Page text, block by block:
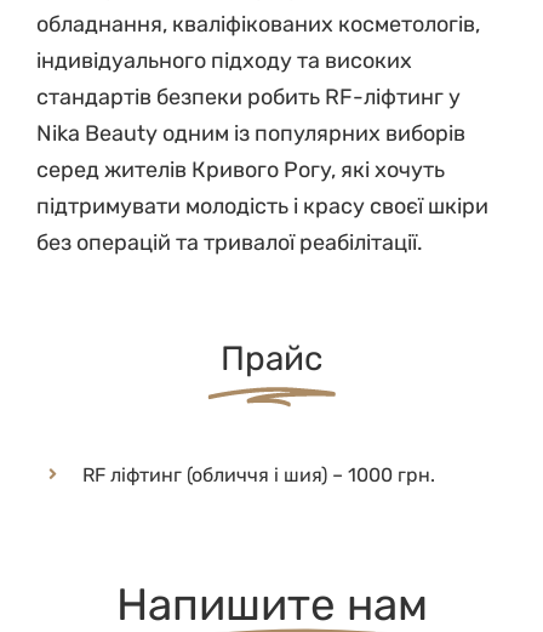
обладнання, кваліфікованих косметологів,
індивідуального підходу та високих
стандартів безпеки робить RF-ліфтинг у
Nika Beauty одним із популярних виборів
серед жителів Кривого Рогу, які хочуть
підтримувати молодість і красу своєї шкіри
без операцій та тривалої реабілітації.
Прайс
RF ліфтинг (обличчя і шия) – 1000 грн.
Напишите нам